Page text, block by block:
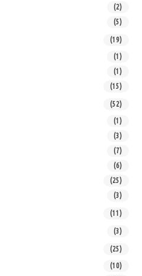
(2)
(5)
(19)
(1)
(1)
(15)
(52)
(1)
(3)
(7)
(6)
(25)
(3)
(11)
(3)
(25)
(10)